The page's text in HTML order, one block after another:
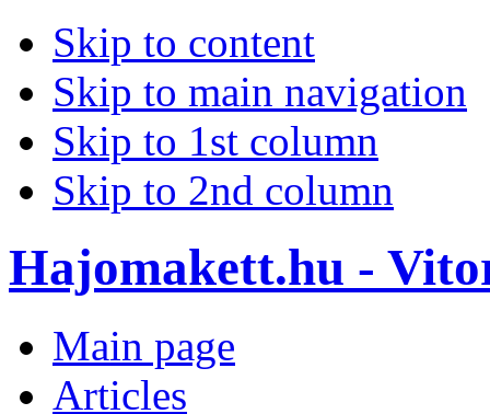
Skip to content
Skip to main navigation
Skip to 1st column
Skip to 2nd column
Hajomakett.hu -
Main page
Articles